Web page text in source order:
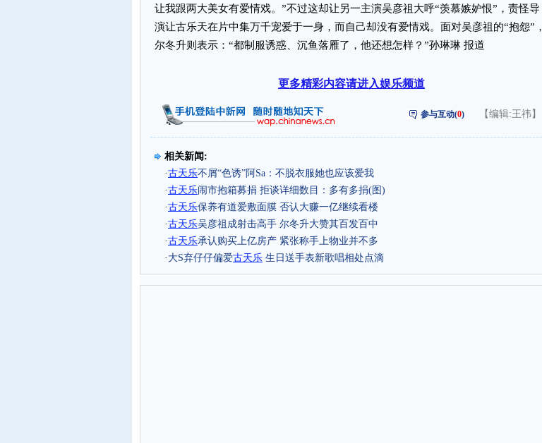
让我跟两大美女有爱情戏。”不过这却让另一主演吴彦祖大呼“羡慕嫉妒恨”，责怪导
演让古乐天在片中集万千宠爱于一身，而自己却没有爱情戏。面对吴彦祖的“抱怨”，
尔冬升则表示：“都制服诱惑、沉鱼落雁了，他还想怎样？”孙琳琳 报道
更多精彩内容请进入娱乐频道
参与互动(0) 【编辑:王祎】
相关新闻:
·古天乐不屑“色诱”阿Sa：不脱衣服她也应该爱我
·古天乐闹市抱箱募捐 拒谈详细数目：多有多捐(图)
·古天乐保养有道爱敷面膜 否认大赚一亿继续看楼
·古天乐吴彦祖成射击高手 尔冬升大赞其百发百中
·古天乐承认购买上亿房产 紧张称手上物业并不多
· 大S弃仔仔偏爱古天乐 生日送手表新歌唱相处点滴